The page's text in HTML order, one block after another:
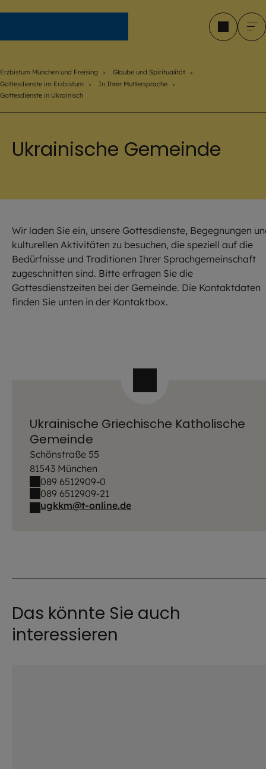
Erzbistum München und Freising
Glaube und Spiritualität
Gottesdienste im Erzbistum
In Ihrer Muttersprache
Gottesdienste in Ukrainisch
Ukrainische Gemeinde
Wir laden Sie ein, unsere Gottesdienste, Begegnungen
kulturellen Aktivitäten zu besuchen, die speziell auf die
Bedürfnisse und Traditionen Ihrer Sprachgemeinschaft
zugeschnitten sind. Bitte erfragen Sie die
Gottesdienstzeiten bei der Gemeinde. Die Kontaktdaten
finden Sie unten in der Kontaktbox.
Ukrainische Griechische Katholische
Gemeinde
Schönstraße 55
81543 München
089 6512909-0
089 6512909-21
ugkkm@t-online.de
Das könnte Sie auch
interessieren